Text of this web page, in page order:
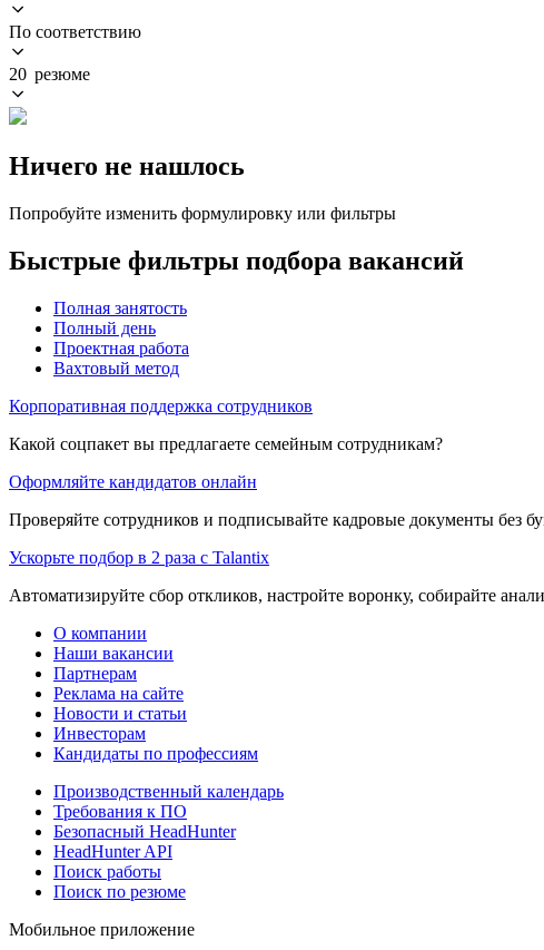
По соответствию
20 резюме
Ничего не нашлось
Попробуйте изменить формулировку или фильтры
Быстрые фильтры подбора вакансий
Полная занятость
Полный день
Проектная работа
Вахтовый метод
Корпоративная поддержка сотрудников
Какой соцпакет вы предлагаете семейным сотрудникам?
Оформляйте кандидатов онлайн
Проверяйте сотрудников и подписывайте кадровые документы без
Ускорьте подбор в 2 раза с Talantix
Автоматизируйте сбор откликов, настройте воронку, собирайте
О компании
Наши вакансии
Партнерам
Реклама на сайте
Новости и статьи
Инвесторам
Кандидаты по профессиям
Производственный календарь
Требования к ПО
Безопасный HeadHunter
HeadHunter API
Поиск работы
Поиск по резюме
Мобильное приложение